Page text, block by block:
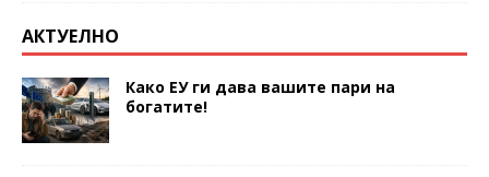
АКТУЕЛНО
Како ЕУ ги дава вашите пари на
богатите!